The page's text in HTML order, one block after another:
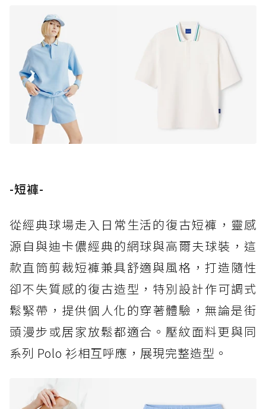
-短褲-
從經典球場走入日常生活的復古短褲，靈感
源自與迪卡儂經典的網球與高爾夫球裝，這
款直筒剪裁短褲兼具舒適與風格，打造隨性
卻不失質感的復古造型，特別設計作可調式
鬆緊帶，提供個人化的穿著體驗，無論是街
頭漫步或居家放鬆都適合。壓紋面料更與同
系列 Polo 衫相互呼應，展現完整造型。